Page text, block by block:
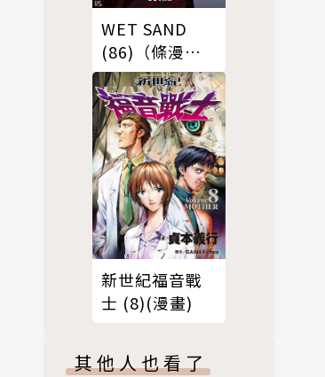
WET SAND
(86)（條漫
版）
新世紀福音戰
士 (8)(漫畫)
其他人也看了